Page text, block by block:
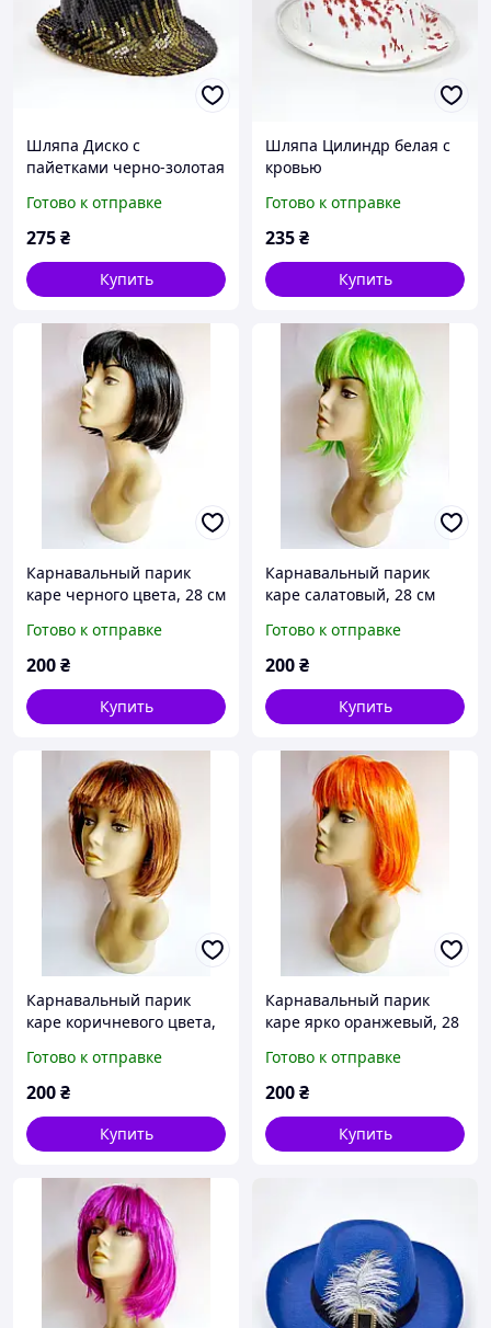
Шляпа Диско с
пайетками черно-золотая
Готово к отправке
275₴
Купить
Шляпа Цилиндр белая с
кровью
Готово к отправке
235₴
Купить
Карнавальный парик
каре черного цвета, 28 см
Готово к отправке
200₴
Купить
Карнавальный парик
каре салатовый, 28 см
Готово к отправке
200₴
Купить
Карнавальный парик
каре коричневого цвета,
Готово к отправке
200₴
Купить
Карнавальный парик
каре ярко оранжевый, 28
Готово к отправке
200₴
Купить